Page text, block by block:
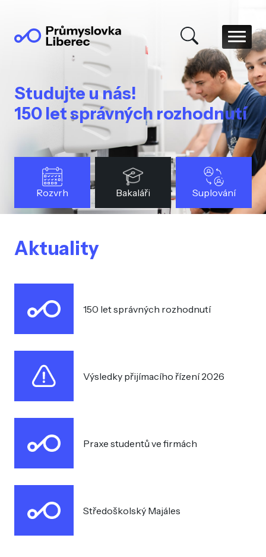
Studujte u nás!
150 let správných rozhodnutí
Rozvrh Bakaláři Suplování
Aktuality
150 let správných rozhodnutí
Výsledky přijímacího řízení 2026
Praxe studentů ve firmách
Středoškolský Majáles